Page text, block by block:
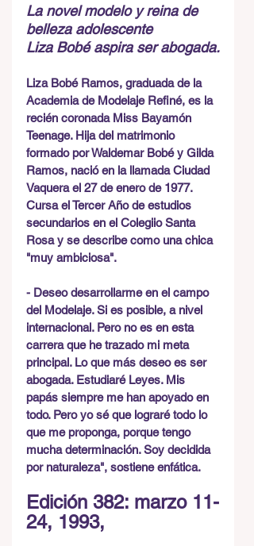
La novel modelo y reina de
belleza adolescente
Liza Bobé aspira ser abogada.
Liza Bobé Ramos, graduada de la
Academia de Modelaje Refiné, es la
recién coronada Miss Bayamón
Teenage. Hija del matrimonio
formado por Waldemar Bobé y Gilda
Ramos, nació en la llamada Ciudad
Vaquera el 27 de enero de 1977.
Cursa el Tercer Año de estudios
secundarios en el Colegiio Santa
Rosa y se describe como una chica
"muy ambiciosa".
- Deseo desarrollarme en el campo
del Modelaje. Si es posible, a nivel
internacional. Pero no es en esta
carrera que he trazado mi meta
principal. Lo que más deseo es ser
abogada. Estudiaré Leyes. Mis
papás siempre me han apoyado en
todo. Pero yo sé que lograré todo lo
que me proponga, porque tengo
mucha determinación. Soy decidida
por naturaleza", sostiene enfática.
Edición 382: marzo 11-
24, 1993,